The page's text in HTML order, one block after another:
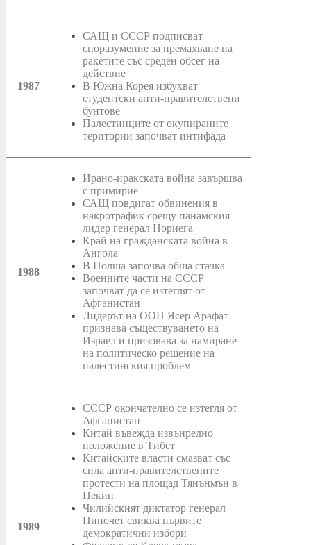
1987
САЩ и СССР подписват
споразумение за премахване на
ракетите със среден обсег на
действие
В Южна Корея избухват
студентски анти-правителствени
бунтове
Палестинците от окупираните
територии започват интифада
1988
Ирано-иракската война завършва
с примирие
САЩ повдигат обвинения в
накротрафик срещу панамския
лидер генерал Нориега
Край на гражданската война в
Ангола
В Полша започва обща стачка
Военните части на СССР
започват да се изтеглят от
Афганистан
Лидерът на ООП Ясер Арафат
признава съществуването на
Израел и призовава за намиране
на политическо решение на
палестинския проблем
1989
СССР окончателно се изтегля от
Афганистан
Китай въвежда извънредно
положение в Тибет
Китайските власти смазват със
сила анти-правителствените
протести на площад Тянънмън в
Пекин
Чилийският диктатор генерал
Пиночет свиква първите
демократични избори